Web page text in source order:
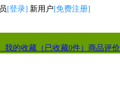
[登录] 新用户[免费注册]
我的收藏（已收藏0件） 商品评